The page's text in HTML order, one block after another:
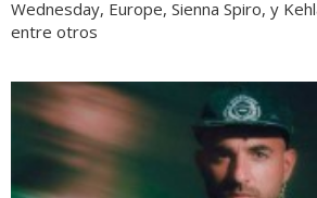
Wednesday, Europe, Sienna Spiro, y
entre otros